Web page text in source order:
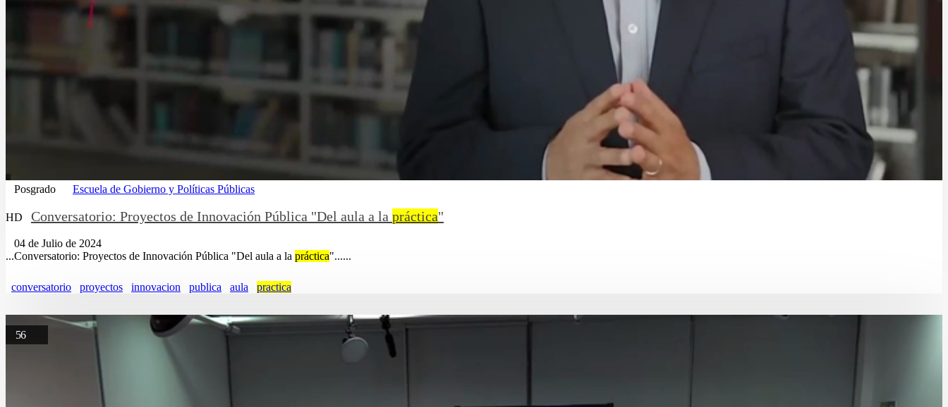
Posgrado Escuela de Gobierno y Políticas Públicas
HD Conversatorio: Proyectos de Innovación Pública "Del aula a la práctica"
04 de Julio de 2024
...Conversatorio: Proyectos de Innovación Pública "Del aula a la práctica"......
conversatorio proyectos innovacion publica aula practica
56